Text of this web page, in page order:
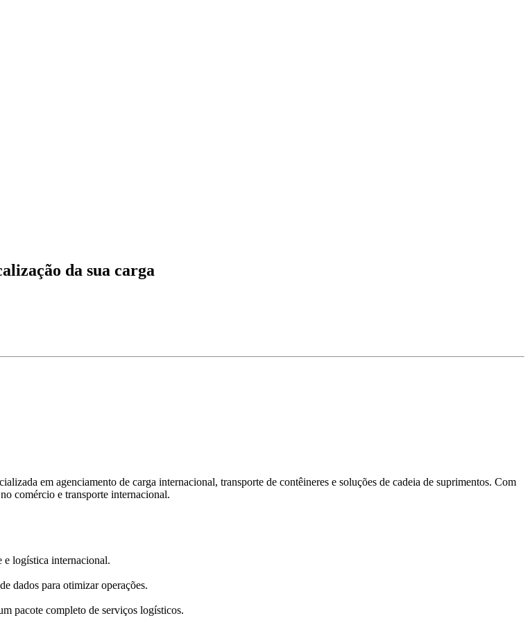
da sua carga
em agenciamento de carga internacional, transporte de contêineres e soluções de cadeia de suprimentos. Com
comércio e transporte internacional.
e logística internacional.
dados para otimizar operações.
pacote completo de serviços logísticos.